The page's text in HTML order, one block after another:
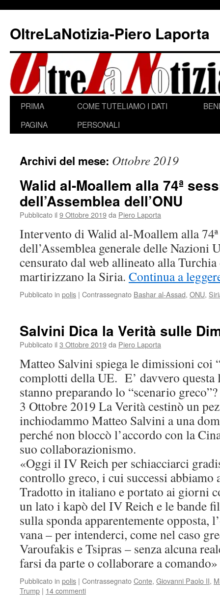
contenuto
OltreLaNotizia-Piero Laporta
PRIMA
PAGINA
COME TUTELIAMO I DATI
PERSONALI
Archivi del mese: Ottobre 2019
Walid al-Moallem alla 74ª
dell’Assemblea dell’ONU
Pubblicato il 9 Ottobre 2019da Piero Laporta
Intervento di Walid al-Moallem alla 74ª
dell’Assemblea generale delle Nazioni
censurato dal web allineato alla
martirizzano la Siria. Continua a
Pubblicato in polis | Contrassegnato Bashar al-Assad, ONU,
Salvini Dica la Verità sulle
Pubblicato il 3 Ottobre 2019da Piero Laporta
Matteo Salvini spiega le dimissioni coi
complotti della UE. E’ davvero questa
stanno preparando lo “scenario
3 Ottobre 2019 La Verità cestinò un
inchiodammo Matteo Salvini a una
perché non bloccò l’accordo con la
suo collaborazionismo.
«Oggi il IV Reich per schiacciarci
controllo greco, i cui successi abbiamo
Tradotto in italiano e portato ai giorni
un lato i kapò del IV Reich e le bande
sulla sponda apparentemente opposta,
vana – per intenderci, come nel caso
Varoufakis e Tsipras – senza alcuna
farsi da parte o collaborare a comando»
Pubblicato in polis | ContrassegnatoConte, Giovanni Paolo II,
Trump | 14 commenti